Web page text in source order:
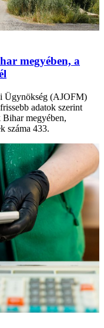
megyében, a
Ügynökség (AJOFM)
adatok szerint
Bihar megyében,
száma 433.